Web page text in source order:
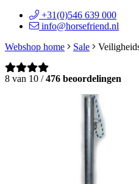
+31(0)546 639 000
info@horsefriend.nl
Webshop home
Sale
8 van 10 /476 beoordelingen